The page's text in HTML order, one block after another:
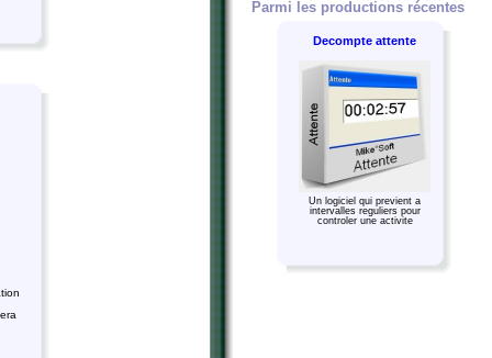
Parmi les productions récentes
Decompte attente
Un logiciel qui previent a
intervalles reguliers pour
controler une activite